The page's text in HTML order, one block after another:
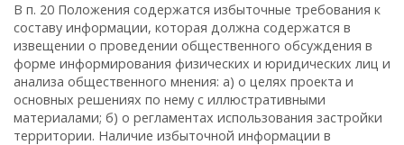
В п. 20 Положения содержатся избыточные требования к
составу информации, которая должна содержатся в
извещении о проведении общественного обсуждения в
форме информирования физических и юридических лиц и
анализа общественного мнения: а) о целях проекта и
основных решениях по нему с иллюстративными
материалами; б) о регламентах использования застройки
территории. Наличие избыточной информации в